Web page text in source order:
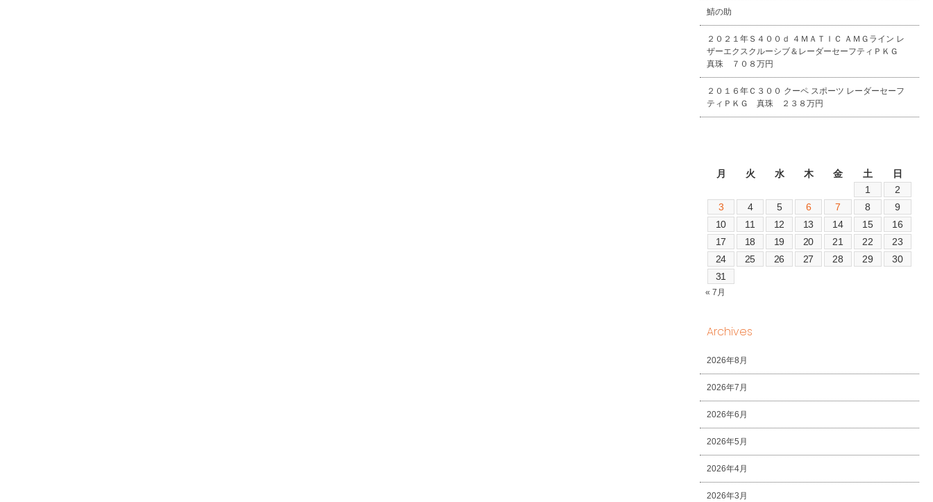
鯖の助
２０２１年Ｓ４００ｄ ４ＭＡＴＩＣ ＡＭＧライン レ
ザーエクスクルーシブ＆レーダーセーフティＰＫＧ
真珠 ７０８万円
２０１６年Ｃ３００ クーペ スポーツ レーダーセーフ
ティＰＫＧ 真珠 ２３８万円
月
火 水 木 金 土
日
1
2
3
4 5 6 7 8
9
10
11 12 13 14 15
16
17
18 19 20 21 22
23
24
25 26 27 28 29
30
31
« 7月
Archives
2026年8月
2026年7月
2026年6月
2026年5月
2026年4月
2026年3月